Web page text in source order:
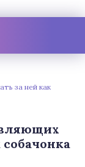
за ней как